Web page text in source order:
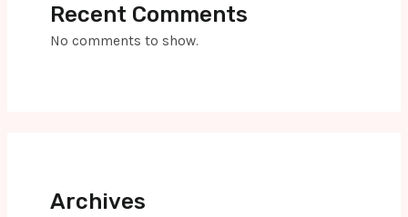
Recent Comments
No comments to show.
Archives